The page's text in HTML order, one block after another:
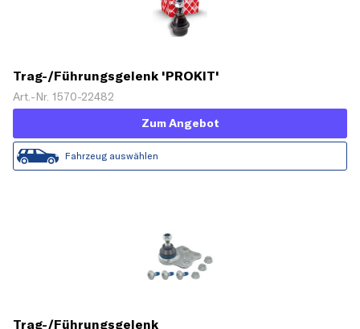
Trag-/Führungsgelenk 'PROKIT'
Art.-Nr. 1570-22482
Zum Angebot
Fahrzeug auswählen
Trag-/Führungsgelenk